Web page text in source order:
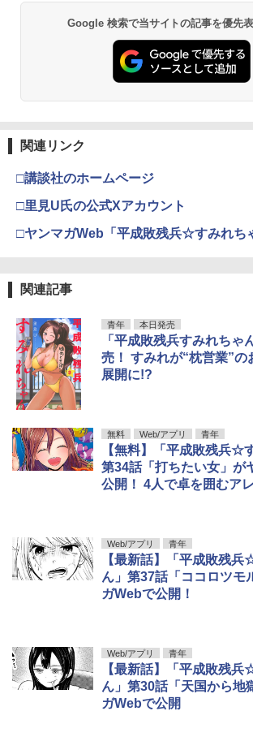
Google 検索で当サイトの記事を優先
関連リンク
□講談社のホームページ
□里見U氏の公式Xアカウント
□ヤンマガWeb「平成敗残兵☆すみれち
関連記事
青年 本日発売
「平成敗残兵すみれちゃ
売！ すみれが“枕営業”の
展開に!?
無料 Web/アプリ 青年
【無料】「平成敗残兵☆
第34話「打ちたい女」が
公開！ 4人で卓を囲むアレ
Web/アプリ 青年
【最新話】「平成敗残
ん」第37話「ココロツモ
ガWebで公開！
Web/アプリ 青年
【最新話】「平成敗残
ん」第30話「天国から地
ガWebで公開